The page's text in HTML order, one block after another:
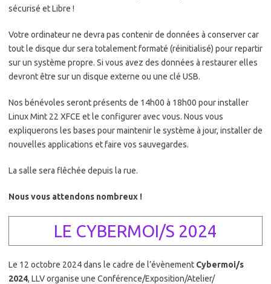
sécurisé et Libre !
Votre ordinateur ne devra pas contenir de données à conserver car
tout le disque dur sera totalement formaté (réinitialisé) pour repartir
sur un système propre. Si vous avez des données à restaurer elles
devront être sur un disque externe ou une clé USB.
Nos bénévoles seront présents de 14h00 à 18h00 pour installer
Linux Mint 22 XFCE et le configurer avec vous. Nous vous
expliquerons les bases pour maintenir le système à jour, installer de
nouvelles applications et faire vos sauvegardes.
La salle sera flêchée depuis la rue.
Nous vous attendons nombreux !
LE CYBERMOI/S 2024
Le 12 octobre 2024 dans le cadre de l’évènement Cybermoi/s
2024, LLV organise une Conférence/Exposition/Atelier/